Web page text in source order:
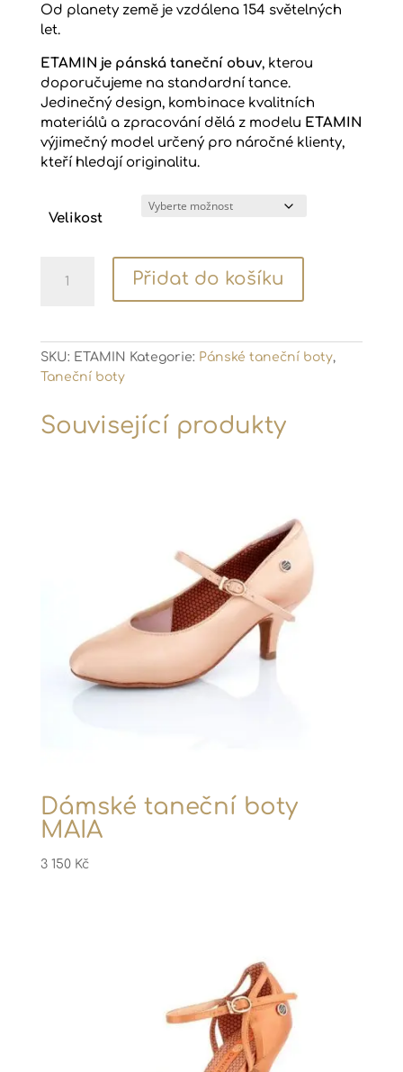
Od planety země je vzdálena 154 světelných
let.
ETAMIN je pánská taneční obuv, kterou
doporučujeme na standardní tance.
Jedinečný design, kombinace kvalitních
materiálů a zpracování dělá z modelu ETAMIN
výjimečný model určený pro náročné klienty,
kteří hledají originalitu.
Velikost
taneční
množství
Přidat do košíku
SKU: ETAMIN Kategorie: Pánské taneční boty,
Taneční boty
Související produkty
Dámské taneční boty
MAIA
3 150 Kč